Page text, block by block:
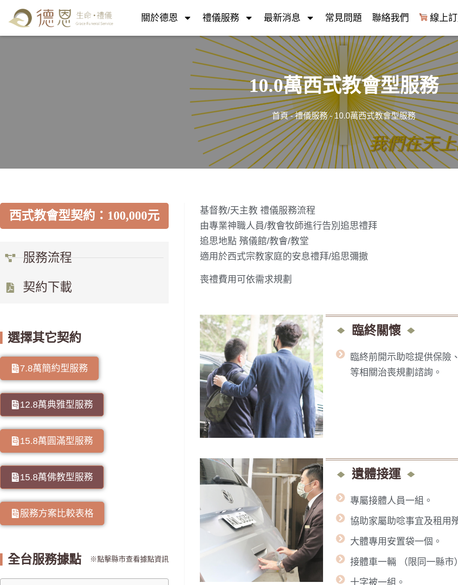
關於德恩 禮儀服務 最新消息 常見問題 聯絡我們 線上
我們在天上的父：願
10.0萬西式教會型服務
首頁-禮儀服務-10.0萬西式教會型服務
西式教會型契約：100,000元
服務流程
契約下載
選擇其它契約
7.8萬簡約型服務
12.8萬典雅型服務
15.8萬圓滿型服務
15.8萬佛教型服務
服務方案比較表格
全台服務據點 點擊縣市查看據點資訊
基督教/天主教 禮儀服務流程
由專業神職人員/教會牧師進行告別追思禮拜
追思地點 殯儀館/教會/教堂
適用於西式宗教家庭的安息禮拜/追思彌撒
喪禮費用可依需求規劃
臨終關懷
臨終前開示助唸提供保險
等相關治喪規劃諮詢。
遺體接運
專屬接體人員一組。
協助家屬助唸事宜及租用
大體專用安置袋一個。
接體車一輛 （限同一縣市
十字被一組。